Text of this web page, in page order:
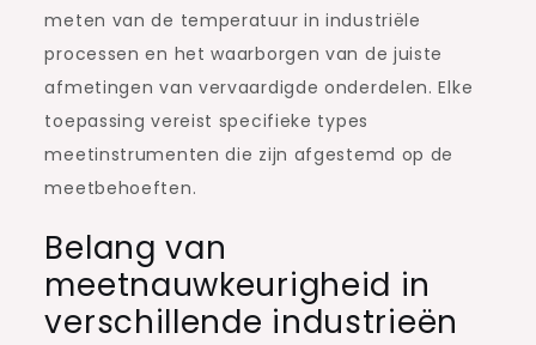
meten van de temperatuur in industriële
processen en het waarborgen van de juiste
afmetingen van vervaardigde onderdelen. Elke
toepassing vereist specifieke types
meetinstrumenten die zijn afgestemd op de
meetbehoeften.
Belang van
meetnauwkeurigheid in
verschillende industrieën